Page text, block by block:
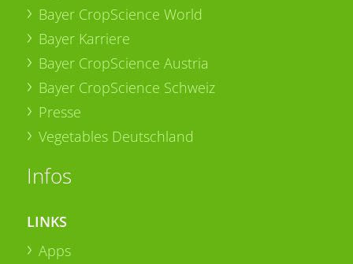
Bayer CropScience World
Bayer Karriere
Bayer CropScience Austria
Bayer CropScience Schweiz
Presse
Vegetables Deutschland
Infos
LINKS
Apps